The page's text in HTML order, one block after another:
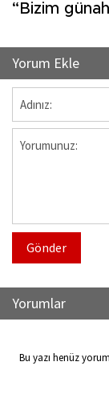
“Bizim
Yorum Ekle
Gönder
Yorumlar
Bu yazı henüz